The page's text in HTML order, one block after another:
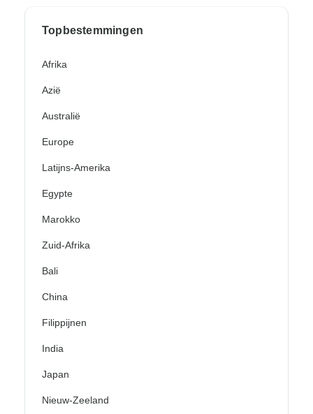
Topbestemmingen
Afrika
Azië
Australië
Europe
Latijns-Amerika
Egypte
Marokko
Zuid-Afrika
Bali
China
Filippijnen
India
Japan
Nieuw-Zeeland